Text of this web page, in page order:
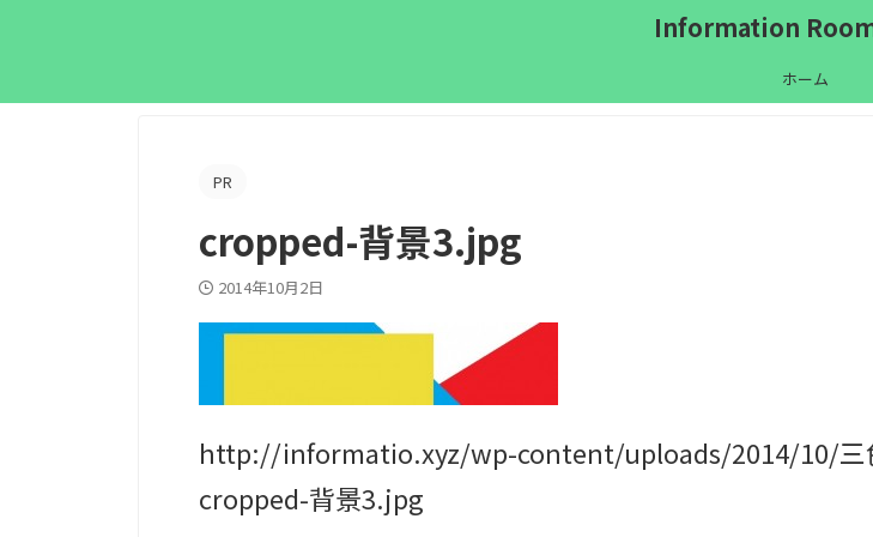
Information Room
ホーム
PR
cropped-背景3.jpg
2014年10月2日
http://informatio.xyz/wp-content/uploads/2014/10/三
cropped-背景3.jpg